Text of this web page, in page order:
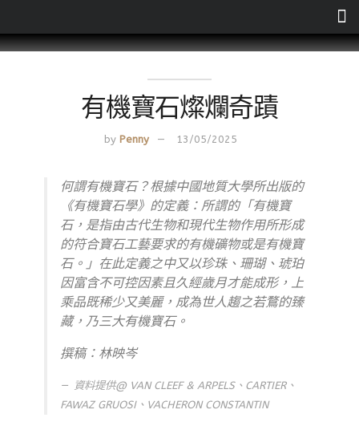
有機寶石燦爛奇蹟
by Penny 13/05/2025
何謂有機寶石？根據中國地質大學所出版的
《有機寶石學》的定義：所謂的「有機寶
石，是指由古代生物和現代生物作用所形成
的符合寶石工藝要求的有機礦物或是有機寶
石。」在此定義之中又以珍珠、珊瑚、琥珀
因富含不可控因素且久經歲月才能成形，上
乘品既稀少又美麗，成為世人趨之若鶩的臻
藏，乃三大有機寶石。
撰稿：林映岑
資料提供@ VAN CLEEF & ARPELS、CARTIER、
FAWAZ GRUOSI、VACHERON CONSTANTIN